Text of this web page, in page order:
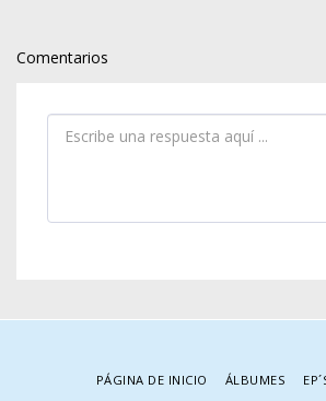
Comentarios
PÁGINA DE INICIO ÁLBUMES